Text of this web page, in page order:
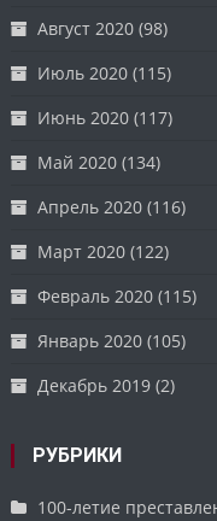
Август 2020 (98)
Июль 2020 (115)
Июнь 2020 (117)
Май 2020 (134)
Апрель 2020 (116)
Март 2020 (122)
Февраль 2020 (115)
Январь 2020 (105)
Декабрь 2019 (2)
РУБРИКИ
100-летие